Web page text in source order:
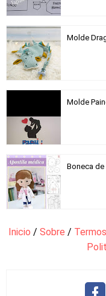
Molde
Molde
Boneca
Inicio / Sobre / Termos